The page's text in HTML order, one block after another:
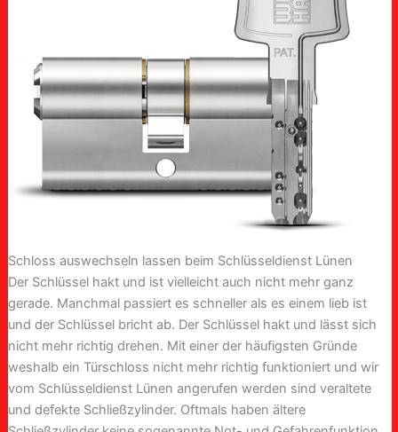
Schloss auswechseln lassen beim Schlüsseldienst Lünen
Der Schlüssel hakt und ist vielleicht auch nicht mehr ganz
gerade. Manchmal passiert es schneller als es einem lieb ist
und der Schlüssel bricht ab. Der Schlüssel hakt und lässt sich
nicht mehr richtig drehen. Mit einer der häufigsten Gründe
weshalb ein Türschloss nicht mehr richtig funktioniert und wir
vom Schlüsseldienst Lünen angerufen werden sind veraltete
und defekte Schließzylinder. Oftmals haben ältere